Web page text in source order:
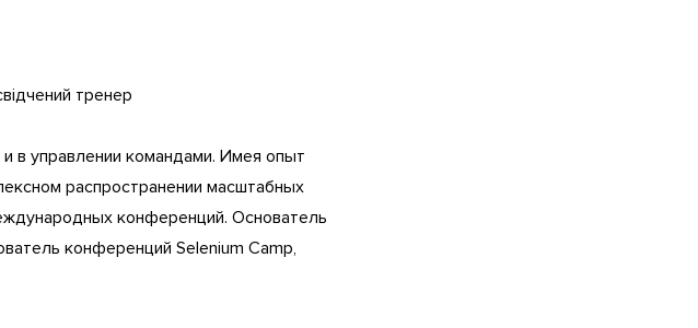
тренер
в управлении командами. Имея опыт
распространении масштабных
конференций. Основатель
конференций Selenium Camp,